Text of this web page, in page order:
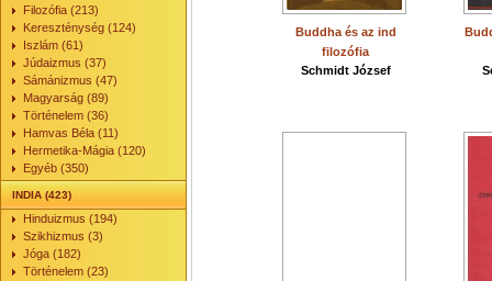
Filozófia (213)
Kereszténység (124)
Iszlám (61)
Júdaizmus (37)
Sámánizmus (47)
Magyarság (89)
Történelem (36)
Hamvas Béla (11)
Hermetika-Mágia (120)
Egyéb (350)
INDIA (423)
Hinduizmus (194)
Szikhizmus (3)
Jóga (182)
Történelem (23)
Buddha és az ind
filozófia
Schmidt József